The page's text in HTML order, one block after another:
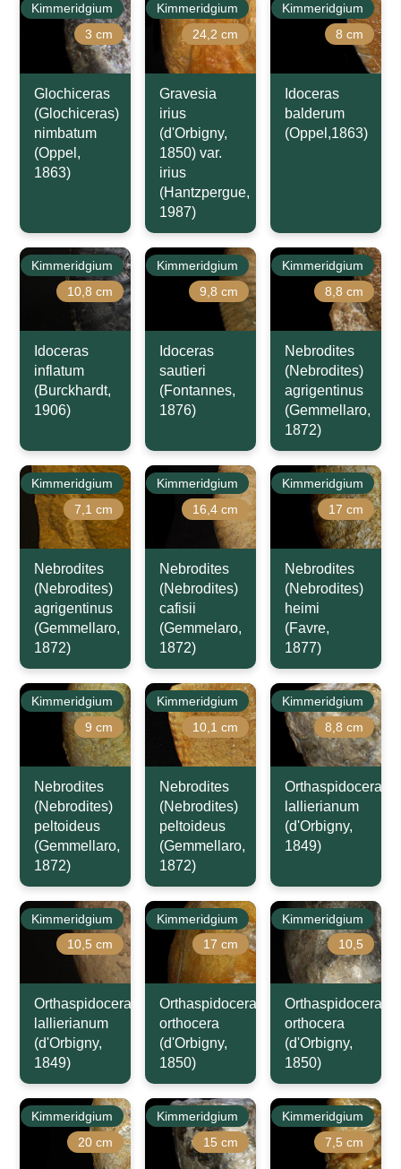
Kimmeridgium
3 cm
Glochiceras
(Glochiceras)
nimbatum
(Oppel,
1863)
Kimmeridgium
24,2 cm
Gravesia
irius
(d'Orbigny,
1850) var.
irius
(Hantzpergue,
1987)
Kimmeridgium
8 cm
Idoceras
balderum
(Oppel,1863)
Kimmeridgium
10,8 cm
Idoceras
inflatum
(Burckhardt,
1906)
Kimmeridgium
9,8 cm
Idoceras
sautieri
(Fontannes,
1876)
Kimmeridgium
8,8 cm
Nebrodites
(Nebrodites)
agrigentinus
(Gemmellaro,
1872)
Kimmeridgium
7,1 cm
Nebrodites
(Nebrodites)
agrigentinus
(Gemmellaro,
1872)
Kimmeridgium
16,4 cm
Nebrodites
(Nebrodites)
cafisii
(Gemmelaro,
1872)
Kimmeridgium
17 cm
Nebrodites
(Nebrodites)
heimi
(Favre,
1877)
Kimmeridgium
9 cm
Nebrodites
(Nebrodites)
peltoideus
(Gemmellaro,
1872)
Kimmeridgium
10,1 cm
Nebrodites
(Nebrodites)
peltoideus
(Gemmellaro,
1872)
Kimmeridgium
8,8 cm
Orthaspidoceras
lallierianum
(d'Orbigny,
1849)
Kimmeridgium
10,5 cm
Orthaspidoceras
lallierianum
(d'Orbigny,
1849)
Kimmeridgium
17 cm
Orthaspidoceras
orthocera
(d'Orbigny,
1850)
Kimmeridgium
10,5
Orthaspidoceras
orthocera
(d'Orbigny,
1850)
Kimmeridgium
20 cm
Kimmeridgium
15 cm
Kimmeridgium
7,5 cm